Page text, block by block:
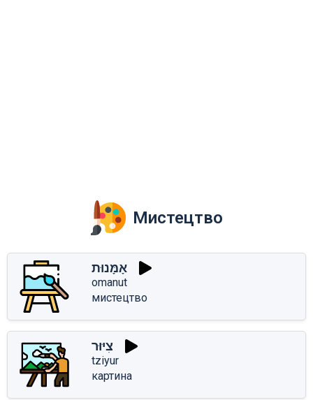
Мистецтво
אָמָּנוּת
omanut
мистецтво
צִיּוּר
tziyur
картина